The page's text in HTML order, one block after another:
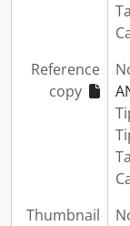
Reference
copy
Thumbnail